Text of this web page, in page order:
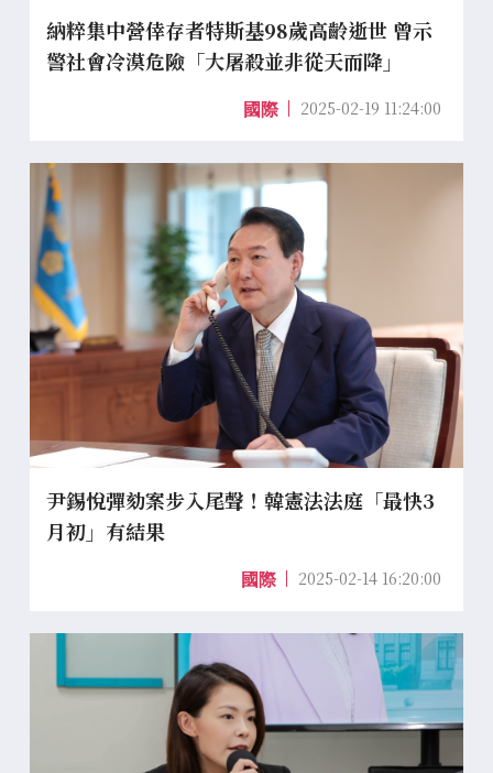
納粹集中營倖存者特斯基98歲高齡逝世 曾示
警社會冷漠危險「大屠殺並非從天而降」
國際 2025-02-19 11:24:00
尹錫悅彈劾案步入尾聲！韓憲法法庭「最快3
月初」有結果
國際 2025-02-14 16:20:00